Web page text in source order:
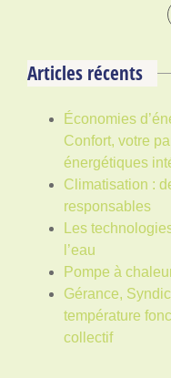
Articles récents
Économies
Confort, votre
énergétiques
Climatisation :
responsables
Les
l’eau
Pompe à
Gérance,
température
collectif